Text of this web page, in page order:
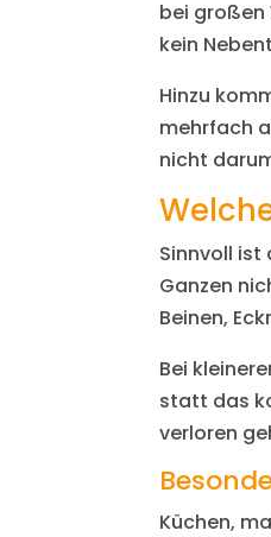
bei großen
kein
Hinzu
mehrfach
nicht
Sinnvoll ist
Ganzen
Beinen,
Bei
statt das
verloren
Küchen,